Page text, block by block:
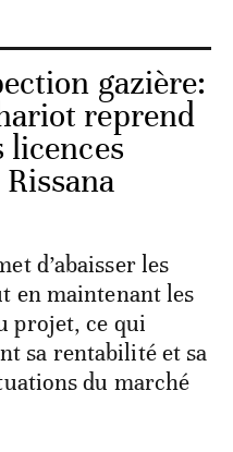
gazière:
reprend
licences
d’abaisser les
en maintenant les
projet, ce qui
sa rentabilité et sa
du marché